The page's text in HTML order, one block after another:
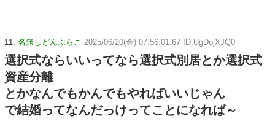
11: 名無しどんぶらこ 2025/06/20(金) 07:56:01.67 ID:UgDojXJQ0
選択式ならいいってなら選択式別居とか選択式
資産分離
とかなんでもかんでもやればいいじゃん
で結婚ってなんだっけってことになれば～